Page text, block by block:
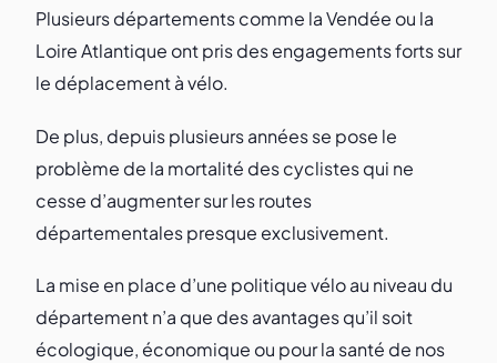
Plusieurs départements comme la Vendée ou la
Loire Atlantique ont pris des engagements forts sur
le déplacement à vélo.
De plus, depuis plusieurs années se pose le
problème de la mortalité des cyclistes qui ne
cesse d’augmenter sur les routes
départementales presque exclusivement.
La mise en place d’une politique vélo au niveau du
département n’a que des avantages qu’il soit
écologique, économique ou pour la santé de nos